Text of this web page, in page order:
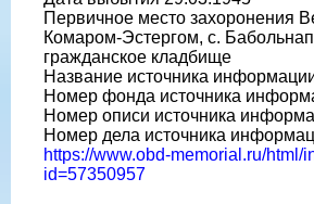
Первичное место захоронения
Комаром-Эстергом, с.
гражданское кладбище
Название источника
Номер фонда источника
Номер описи источника
Номер дела источника
https://www.obd-memorial.ru/html/
id=57350957